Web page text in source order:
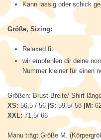
Kann lässig oder schick
Größe, Sizing:
Relaxed fit
wir empfehlen dir deine
Nummer kleiner für einen
Größen: Brust Breite/ Shirt
XS:56,5 / 56 |S: 59,5/ 58 |M:
XXL:71,5/ 66
Manu trägt Größe M.